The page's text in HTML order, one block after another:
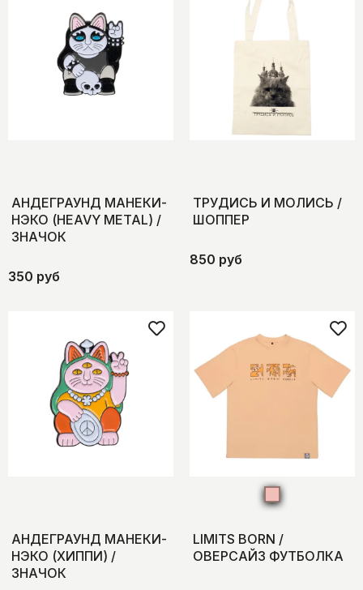
АНДЕГРАУНД МАНЕКИ-
НЭКО (HEAVY METAL) /
ЗНАЧОК
350 руб
ТРУДИСЬ И МОЛИСЬ /
ШОППЕР
850 руб
АНДЕГРАУНД МАНЕКИ-
НЭКО (ХИППИ) /
ЗНАЧОК
LIMITS BORN /
ОВЕРСАЙЗ ФУТБОЛКА